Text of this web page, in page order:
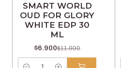
SMART WORLD
OUD FOR GLORY
WHITE EDP 30
ML
$6.900$11.900